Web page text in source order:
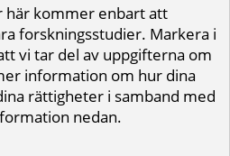
här kommer enbart att
forskningsstudier. Markera i
vi tar del av uppgifterna om
information om hur dina
rättigheter i samband med
nedan.